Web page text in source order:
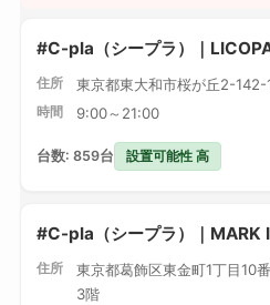
#C-pla（シープラ）｜
住所 東京都東大和市桜が丘2-142-
時間 9:00～21:00
台数: 859台 設置可能性 高
#C-pla（シープラ）｜MARK
住所
東京都葛飾区東金町1丁目10
3階